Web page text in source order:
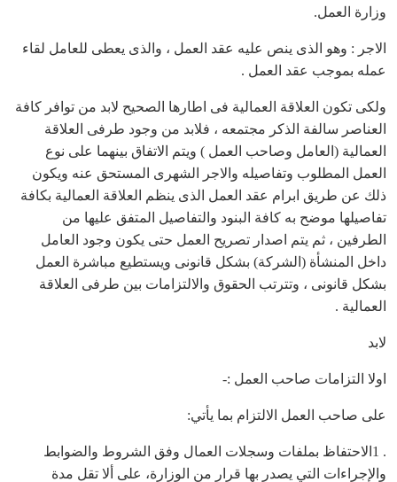
وزارة العمل.
الاجر : وهو الذى ينص عليه عقد العمل ، والذى يعطى للعامل لقاء
عمله بموجب عقد العمل .
ولكى تكون العلاقة العمالية فى اطارها الصحيح لابد من توافر كافة
العناصر سالفة الذكر مجتمعه ، فلابد من وجود طرفى العلاقة
العمالية (العامل وصاحب العمل ) ويتم الاتفاق بينهما على نوع
العمل المطلوب وتفاصيله والاجر الشهرى المستحق عنه ويكون
ذلك عن طريق ابرام عقد العمل الذى ينظم العلاقة العمالية بكافة
تفاصيلها موضح به كافة البنود والتفاصيل المتفق عليها من
الطرفين ، ثم يتم اصدار تصريح العمل حتى يكون وجود العامل
داخل المنشأة (الشركة) بشكل قانونى ويستطيع مباشرة العمل
بشكل قانونى ، وتترتب الحقوق والالتزامات بين طرفى العلاقة
العمالية .
لابد
اولا التزامات صاحب العمل :-
على صاحب العمل الالتزام بما يأتي:
. 1الاحتفاظ بملفات وسجلات العمال وفق الشروط والضوابط
والإجراءات التي يصدر بها قرار من الوزارة، على ألا تقل مدة